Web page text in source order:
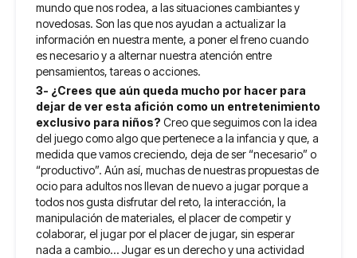
mundo que nos rodea, a las situaciones cambiantes y
novedosas. Son las que nos ayudan a actualizar la
información en nuestra mente, a poner el freno cuando
es necesario y a alternar nuestra atención entre
pensamientos, tareas o acciones.
3- ¿Crees que aún queda mucho por hacer para
dejar de ver esta afición como un entretenimiento
exclusivo para niños? Creo que seguimos con la idea
del juego como algo que pertenece a la infancia y que, a
medida que vamos creciendo, deja de ser “necesario” o
“productivo”. Aún así, muchas de nuestras propuestas de
ocio para adultos nos llevan de nuevo a jugar porque a
todos nos gusta disfrutar del reto, la interacción, la
manipulación de materiales, el placer de competir y
colaborar, el jugar por el placer de jugar, sin esperar
nada a cambio… Jugar es un derecho y una actividad